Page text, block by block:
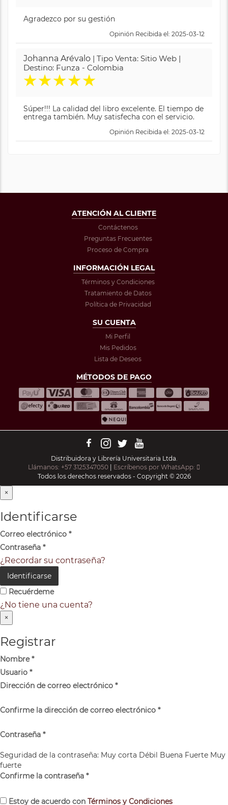
Agradezco por su gestión
Opinión Recibida el: 2025-03-12
Johanna Arévalo | Tipo Venta: Sitio Web |
Destino: Funza - Colombia
★★★★★
Súper!!! La calidad del libro excelente. El tiempo de
entrega también. Muy satisfecha con el servicio.
Opinión Recibida el: 2025-03-12
ATENCIÓN AL CLIENTE
Contáctenos
Preguntas Frecuentes
Proceso de Compra
INFORMACIÓN LEGAL
Términos y Condiciones
Tratamiento de Datos
Política de Privacidad
SU CUENTA
Mi Perfil
Mis Pedidos
Lista de Deseos
MÉTODOS DE PAGO
Distribuidora y Librería Universitaria Ltda.
Llámanos: +57 3125347050
Escríbenos por WhatsApp:
Todos los derechos reservados - Copyright © 2026
×
Identificarse
Correo electrónico *
Contraseña *
¿Recordar su contraseña?
Identificarse
Recuérdeme
¿No tiene una cuenta?
×
Registrar
Nombre*
Usuario *
Dirección de correo electrónico *
Confirme la dirección de correo electrónico *
Contraseña *
Seguridad de la contraseña: Muy corta Débil Buena Fuerte Muy
fuerte
Confirme la contraseña *
Estoy de acuerdo con Términos y Condiciones